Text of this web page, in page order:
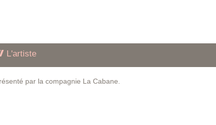
L'artiste
par la compagnie La Cabane.